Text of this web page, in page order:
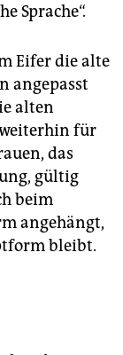
Sprache“.
Eifer die alte
angepasst
alten
für
das
gültig
beim
angehängt,
bleibt.